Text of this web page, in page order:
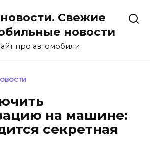
Свежие
новости
про автомобили
на машине:
секретная